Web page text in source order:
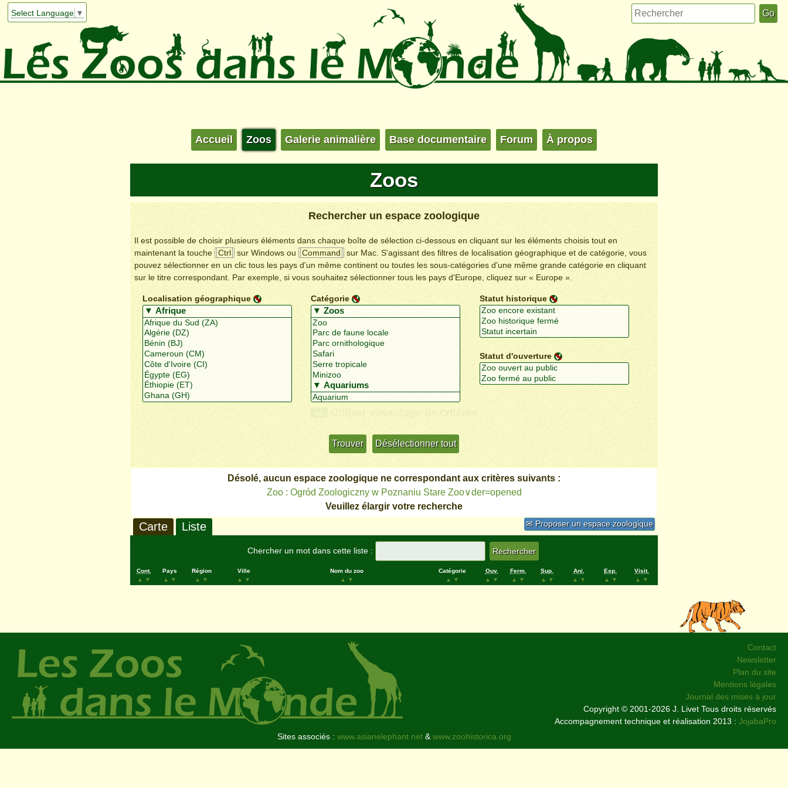
Select Language ▼
Accueil Zoos Galerie animalière Base documentaire Forum À propos
Zoos
Rechercher un espace zoologique
Il est possible de choisir plusieurs éléments dans chaque boîte de sélection ci-dessous en cliquant sur les éléments choisis tout en
maintenant la touche
Ctrl sur Windows ou Command
sur Mac. S'agissant des filtres de localisation géographique et de catégorie, vous
pouvez sélectionner en un clic tous les pays d'un même continent ou toutes les sous-catégories d'une même grande catégorie en cliquant
sur le titre correspondant. Par exemple, si vous souhaitez sélectionner tous les pays d'Europe, cliquez sur « Europe ».
Localisation géographique Catégorie Statut historique
Statut d'ouverture
Désolé, aucun espace zoologique ne correspondant aux critères suivants :
Zoo : Ogród Zoologiczny w Poznaniu Stare Zoo∨der=opened
Veuillez élargir votre recherche
✉ Proposer un espace zoologique
Carte Liste
Chercher un mot dans cette liste :
Cont.
▲
▼
Pays
▲
▼
Région
▲
▼
Ville
▲
▼
Nom du zoo
▲
▼
Catégorie
▲
▼
Ouv.
▲
▼
Ferm.
▲
▼
Sup.
▲
▼
Ani.
▲
▼
Esp.
▲
▼
Visit.
▲
▼
Contact
Newsletter
Plan du site
Mentions légales
Journal des mises à jour
Copyright © 2001-2026 J. Livet Tous droits réservés
Accompagnement technique et réalisation 2013 : JojabaPro
Sites associés : www.asianelephant.net&www.zoohistorica.org